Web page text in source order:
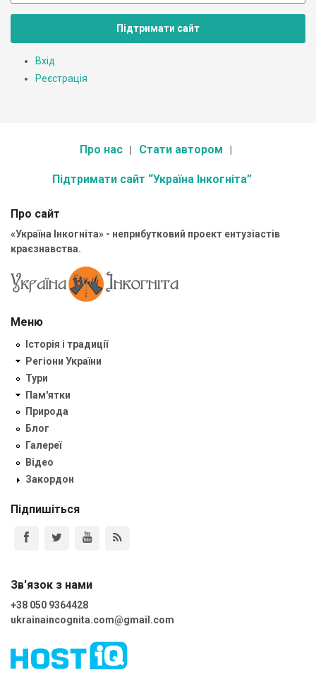
Підтримати сайт
Вхід
Реєстрація
Про нас Стати автором
Підтримати сайт “Україна Інкогніта”
Про сайт
«Україна Інкогніта» - неприбутковий проект ентузіастів
краєзнавства.
Меню
Історія і традиції
Регіони України
Тури
Пам'ятки
Природа
Блог
Галереї
Відео
Закордон
Підпишіться
Зв'язок з нами
+38 050 9364428
ukrainaincognita.com@gmail.com